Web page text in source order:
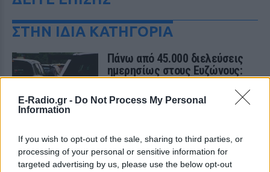
E-Radio.gr - Do Not Process My Personal
Information
If you wish to opt-out of the sale, sharing to third parties, or
processing of your personal or sensitive information for
targeted advertising by us, please use the below opt-out
ΣΤΗΝ ΙΔΙΑ ΚΑΤΗΓΟΡΙΑ
Πάνω από 45.000 διελεύσεις
ημερησίως στους Ευζώνους:
Μαζική άφιξη τουριστών από
τα Βαλκάνια
ελέγχων για να επισπευστεί η διέλευση
των ταξιδιωτών
Μύκονος: Ιταλοί τουρίστες